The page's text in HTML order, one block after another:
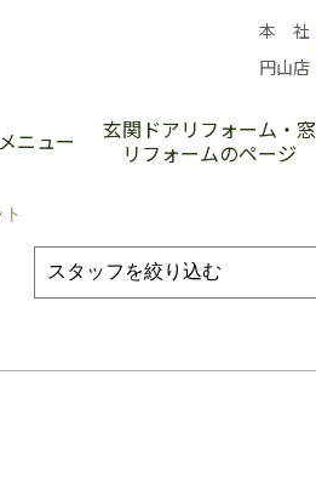
本 社
円山店
ニュー
玄関ドアリフォーム・窓
リフォームのページ